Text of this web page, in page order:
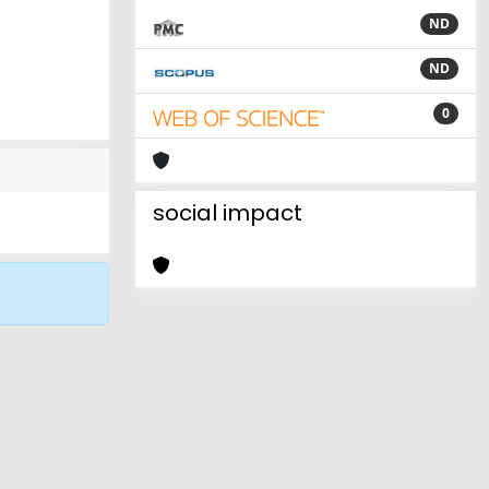
ND
ND
0
social impact